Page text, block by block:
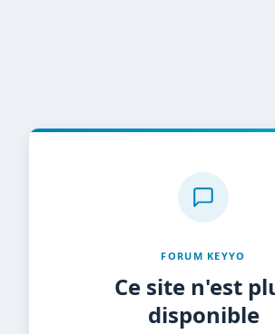
FORUM KEYYO
Ce site n'est
disponible